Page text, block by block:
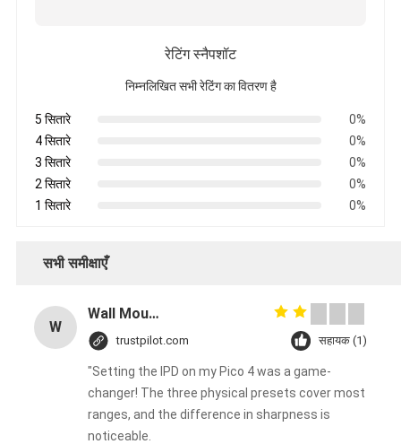
रेटिंग स्नैपशॉट
निम्नलिखित सभी रेटिंग का वितरण है
5 सितारे
0%
4 सितारे
0%
3 सितारे
0%
2 सितारे
0%
1 सितारे
0%
सभी समीक्षाएँ
W
Wall Mounted Aroma Diffuser Machine 100ml Bottle Crearoma Hotel Room Application
trustpilot.com सहायक (1)
"Setting the IPD on my Pico 4 was a game-
changer! The three physical presets cover most
ranges, and the difference in sharpness is
noticeable.